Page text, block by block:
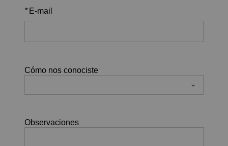
* E-mail
Cómo nos conociste
Observaciones